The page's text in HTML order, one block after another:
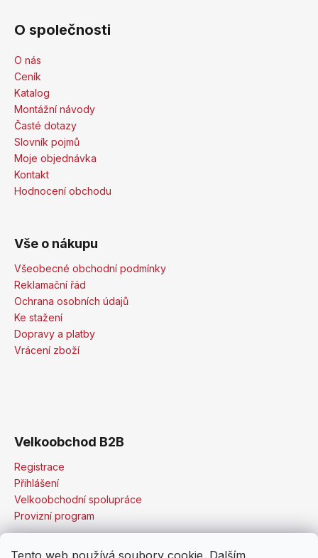
Tento web používá soubory cookie. Dalším
O společnosti
O nás
Ceník
Katalog
Montážní návody
Časté dotazy
Slovník pojmů
Moje objednávka
Kontakt
Hodnocení obchodu
Vše o nákupu
Všeobecné obchodní podmínky
Reklamační řád
Ochrana osobních údajů
Ke stažení
Dopravy a platby
Vrácení zboží
Velkoobchod B2B
Registrace
Přihlášení
Velkoobchodní spolupráce
Provizní program